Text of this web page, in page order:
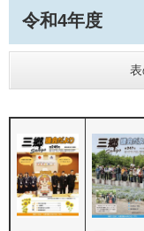
令和4年度